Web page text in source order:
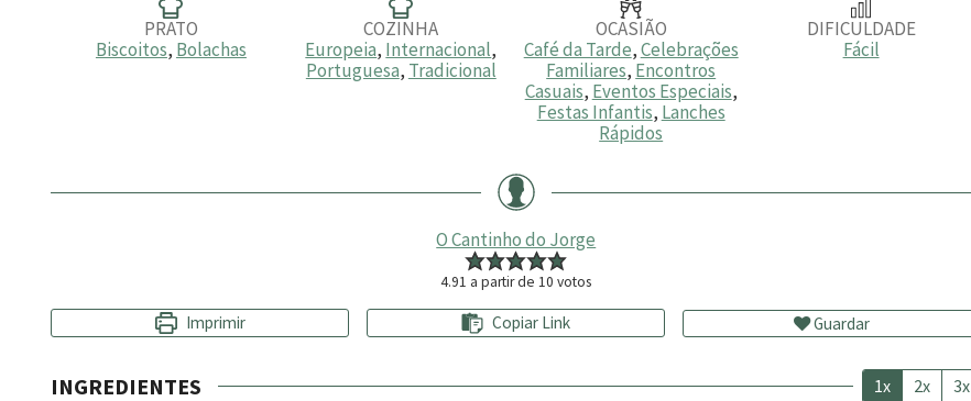
PRATO
Biscoitos, Bolachas
COZINHA
Europeia, Internacional,
Portuguesa, Tradicional
OCASIÃO
Café da Tarde,Celebrações
Familiares, Encontros
Casuais, Eventos Especiais,
Festas Infantis, Lanches
Rápidos
DIFICULDADE
Fácil
O Cantinho do Jorge
4.91 a partir de10 votos
Imprimir Copiar Link Guardar
INGREDIENTES 1x 2x 3x